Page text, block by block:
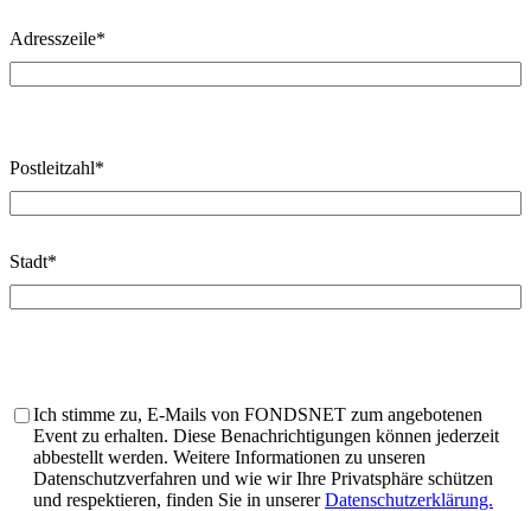
Adresszeile*
Postleitzahl*
Stadt*
Ich stimme zu, E-Mails von FONDSNET zum angebotenen
Event zu erhalten. Diese Benachrichtigungen können jederzeit
abbestellt werden. Weitere Informationen zu unseren
Datenschutzverfahren und wie wir Ihre Privatsphäre schützen
und respektieren, finden Sie in unsererDatenschutzerklärung.